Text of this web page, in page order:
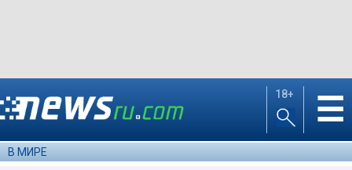
18+ ☰
В МИРЕ